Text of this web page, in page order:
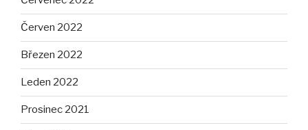
Červen 2022
Březen 2022
Leden 2022
Prosinec 2021